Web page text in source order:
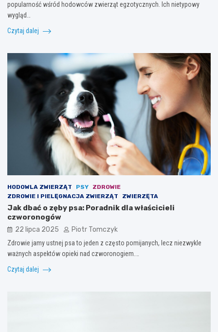
popularność wśród hodowców zwierząt egzotycznych. Ich nietypowy
wygląd…
Czytaj dalej
HODOWLA ZWIERZĄT PSY
ZDROWIE
ZDROWIE I PIELĘGNACJA ZWIERZĄT
ZWIERZĘTA
Jak dbać o zęby psa: Poradnik dla właścicieli
czworonogów
22 lipca 2025 Piotr Tomczyk
Zdrowie jamy ustnej psa to jeden z często pomijanych, lecz niezwykle
ważnych aspektów opieki nad czworonogiem.…
Czytaj dalej